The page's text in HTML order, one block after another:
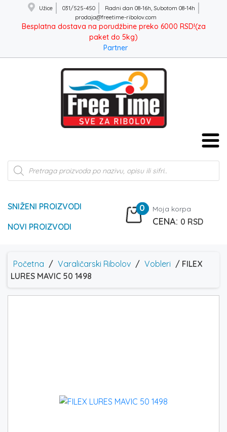
Užice 031/525-450
Radni dan 08-16h, Subotom 08-14h
prodaja@freetime-ribolov.com
Besplatna dostava na porudžbine preko 6000 RSD!(za
paket do 5kg)
Partner
Products
search
SNIŽENI PROIZVODI
NOVI PROIZVODI
0 Moja korpa
0 RSD
Početna / Varaličarski Ribolov / Vobleri / FILEX
LURES MAVIC 50 1498